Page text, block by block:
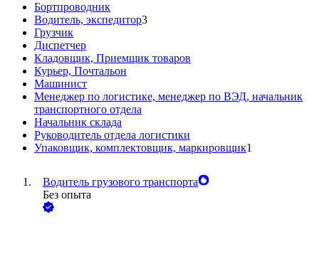
Бортпроводник
Водитель, экспедитор3
Грузчик
Диспетчер
Кладовщик, Приемщик товаров
Курьер, Почтальон
Машинист
Менеджер по логистике, менеджер по ВЭД, начальник
транспортного отдела
Начальник склада
Руководитель отдела логистики
Упаковщик, комплектовщик, маркировщик1
Водитель грузового транспорта
Без опыта